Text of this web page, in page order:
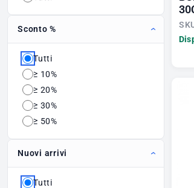
Sconto %
Tutti
≥ 10%
≥ 20%
≥ 30%
≥ 50%
Nuovi arrivi
Tutti